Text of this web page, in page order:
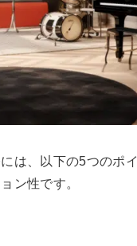
は、以下の5つのポ
ン性です。